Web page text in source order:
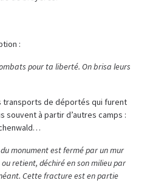
:
pour ta liberté. On brisa leurs
transports de déportés qui furent
souvent à partir d’autres camps :
du monument est fermé par un mur
retient, déchiré en son milieu par
Cette fracture est en partie